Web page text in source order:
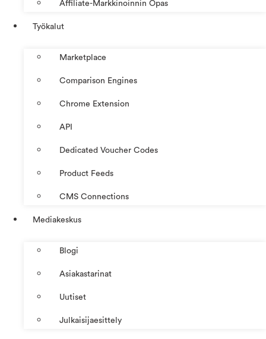
Affiliate-Markkinoinnin Opas
Työkalut
Marketplace
Comparison Engines
Chrome Extension
API
Dedicated Voucher Codes
Product Feeds
CMS Connections
Mediakeskus
Blogi
Asiakastarinat
Uutiset
Julkaisijaesittely